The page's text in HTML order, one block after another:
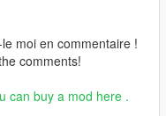
moi en commentaire !
comments!
can buy a mod here .